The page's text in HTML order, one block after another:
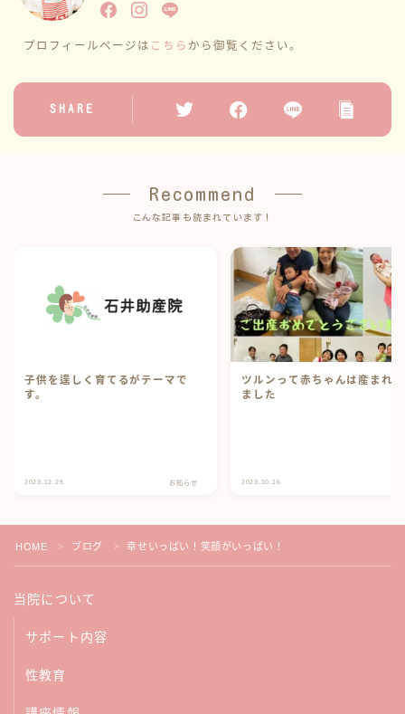
プロフィールページは こちら から御覧ください。
SHARE
Recommend
こんな記事も読まれています！
子供を逞しく育てるがテーマで
す。
2023.12.25 お知らせ
ツルンって赤ちゃんは産まれ
ました
2023.10.16
HOME ＞ ブログ ＞ 幸せいっぱい！笑顔がいっぱい！
当院について
サポート内容
性教育